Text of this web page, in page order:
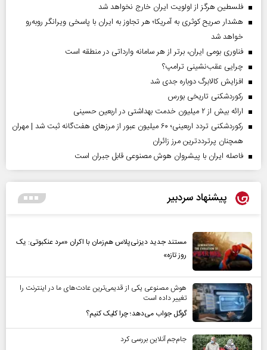
فلسطین هرگز از اولویت ایران خارج نخواهد شد
هشدار صریح کوثری به آمریکا؛ هر تجاوز به ایران با پاسخی ویرانگر روبه‌رو
خواهد شد
فناوری بومی ایران، برتر از هر سامانه وارداتی در منطقه است
چرایی عقب‌نشینی ترامپ؟
افزایش کالابرگ دوباره جدی شد
رکوردشکنی تاریخی بورس
ارائه بیش از ۲ میلیون خدمت بهداشتی در اربعین حسینی
رکوردشکنی تردد اربعینی؛ ۶۰ میلیون عبور از مرزهای هفت‌گانه ثبت شد | مهران
همچنان پرترددترین مرز زائران
فاصله ایران با پیشرو‌ان هوش مصنوعی قابل جبران است
پیشنهاد سردبیر
مستند جدید دیزنی‌پلاس هم‌زمان با اکران «مرد عنکبوتی: یک
روز تازه»
هوش مصنوعی یکی از قدیمی‌ترین عادت‌های ما در اینترنت را
تغییر داده است
گوگل جواب می‌دهد؛ چرا کلیک کنیم؟
جام‌جم آنلاین بررسی کرد